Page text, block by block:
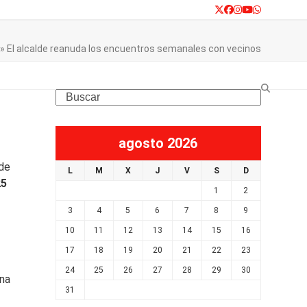
Twitter
Facebook
Instagram
YouTube
Whatsapp
El alcalde reanuda los encuentros semanales con vecinos
Search
agosto 2026
L M X J V S D
1 2
3 4 5 6 7 8 9
10 11 12 13 14 15 16
17 18 19 20 21 22 23
24 25 26 27 28 29 30
31